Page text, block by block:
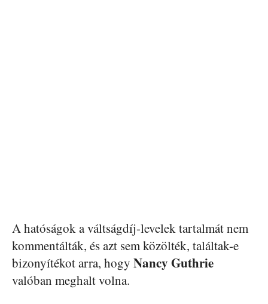
A hatóságok a váltságdíj-levelek tartalmát nem
kommentálták, és azt sem közölték, találtak-e
bizonyítékot arra, hogy Nancy Guthrie
valóban meghalt volna.